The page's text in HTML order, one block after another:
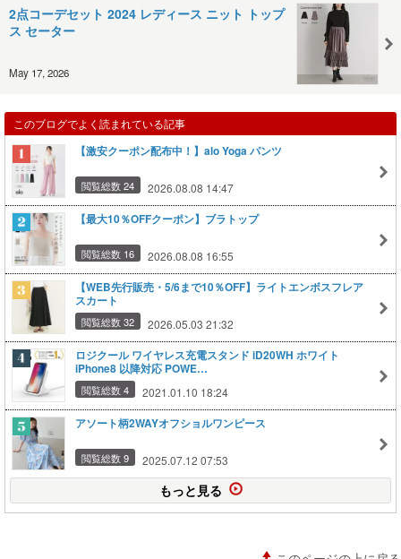
2点コーデセット 2024 レディース ニット トップ
ス セーター
May 17, 2026
このブログでよく読まれている記事
【激安クーポン配布中！】alo Yoga パンツ
閲覧総数 24 2026.08.08 14:47
【最大10％OFFクーポン】ブラトップ
閲覧総数 16 2026.08.08 16:55
【WEB先行販売・5/6まで10％OFF】ライトエンボスフレア
スカート
閲覧総数 32 2026.05.03 21:32
ロジクール ワイヤレス充電スタンド iD20WH ホワイト
iPhone8 以降対応 POWE…
閲覧総数 4 2021.01.10 18:24
アソート柄2WAYオフショルワンピース
閲覧総数 9 2025.07.12 07:53
もっと見る